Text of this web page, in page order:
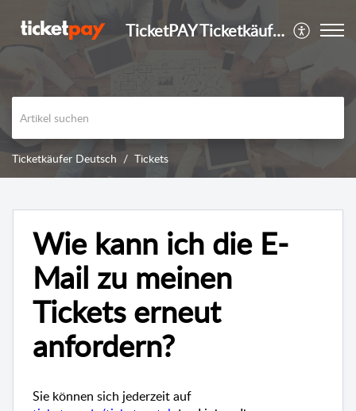
TicketPAY Ticketkäufer
Ticketkäufer Deutsch Tickets
Wie kann ich die E-
Mail zu meinen
Tickets erneut
anfordern?
Sie können sich jederzeit auf